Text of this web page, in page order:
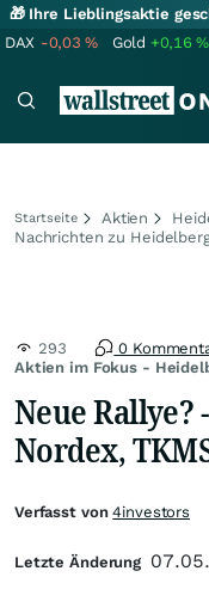
🎁 Ihre Lieblingsaktie
DAX -0,03% Gold +0,16%
Startseite Aktien
Nachrichten zu
Aktien im Fokus -
293 0
Neue Rallye?
Nordex,
Verfasst von4investors
Letzte Änderung